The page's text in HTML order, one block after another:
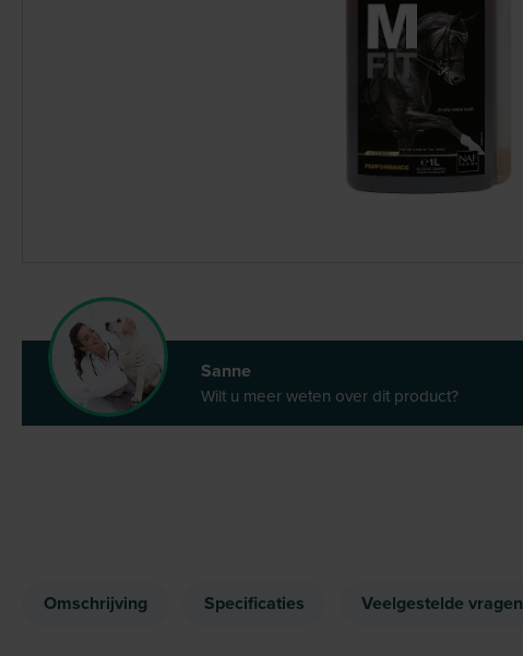
Sanne
Wilt u meer weten over dit product?
Omschrijving Specificaties Veelgestelde vragen